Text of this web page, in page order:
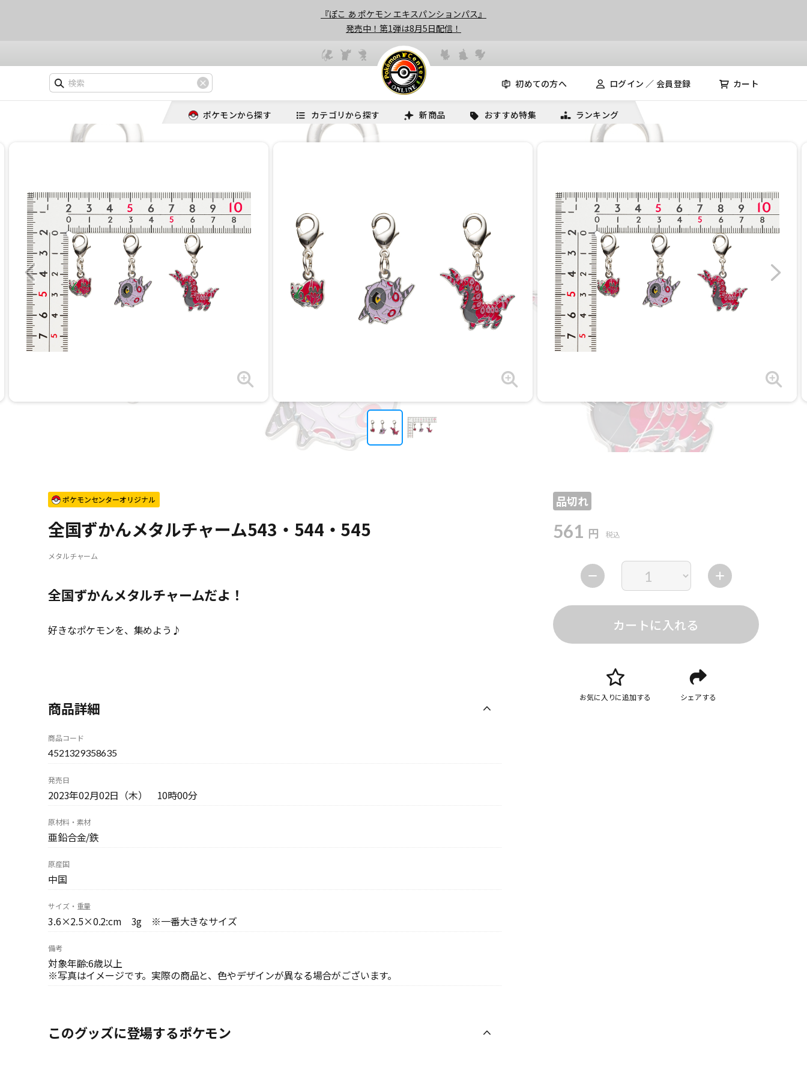
『ぽこ あ ポケモン エキスパンションパス』
発売中！第1弾は8月5日配信！
初めての方へ ログイン ／ 会員登録 カート
ポケモンから探す カテゴリから探す 新商品 おすすめ特集 ランキング
ポケモンセンターオリジナル
全国ずかんメタルチャーム543・544・545
メタルチャーム
品切れ
561 円 税込
カートに入れる
お気に入りに追加する シェアする
全国ずかんメタルチャームだよ！
好きなポケモンを、集めよう♪
商品詳細
商品コード
4521329358635
発売日
2023年02月02日（木） 10時00分
原材料・素材
亜鉛合金/鉄
原産国
中国
サイズ・重量
3.6×2.5×0.2:cm 3g ※一番大きなサイズ
備考
対象年齢:6歳以上
※写真はイメージです。実際の商品と、色やデザインが異なる場合がございます。
このグッズに登場するポケモン